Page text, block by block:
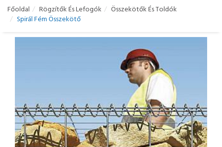
Főoldal Rögzítők És Lefogók
Összekötők És Toldók
Spirál Fém Összekötő